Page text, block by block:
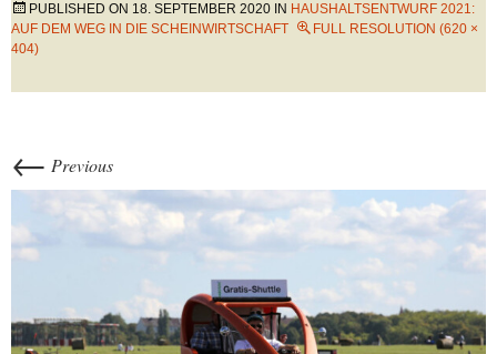
PUBLISHED ON 18. SEPTEMBER 2020 IN HAUSHALTSENTWURF 2021:
AUF DEM WEG IN DIE SCHEINWIRTSCHAFT
FULL RESOLUTION (620 ×
404)
← Previous